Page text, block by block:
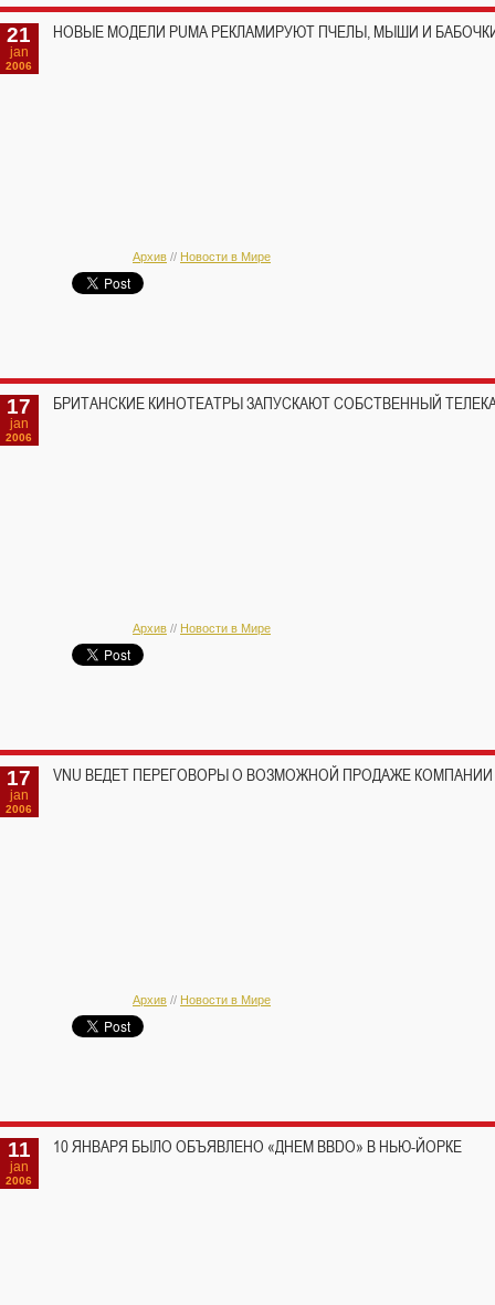
21
jan
2006
НОВЫЕ МОДЕЛИ PUMA РЕКЛАМИРУЮТ ПЧЕЛЫ, МЫШИ И
Архив // Новости в Мире
17
jan
2006
БРИТАНСКИЕ КИНОТЕАТРЫ ЗАПУСКАЮТ СОБСТВЕННЫЙ
Архив // Новости в Мире
17
jan
2006
VNU ВЕДЕТ ПЕРЕГОВОРЫ О ВОЗМОЖНОЙ ПРОДАЖЕ КОМПАНИИ
Архив // Новости в Мире
11
jan
2006
10 ЯНВАРЯ БЫЛО ОБЪЯВЛЕНО «ДНЕМ BBDO» В НЬЮ-ЙОРКЕ